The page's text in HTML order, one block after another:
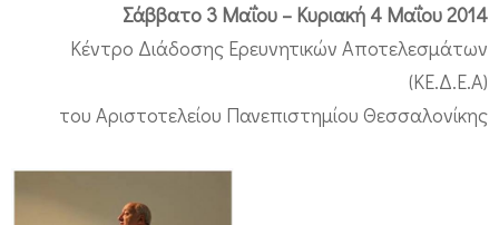
Σάββατο 3 Μαΐου – Κυριακή 4 Μαΐου 2014
Κέντρο Διάδοσης Ερευνητικών Αποτελεσμάτων
(ΚΕ.Δ.Ε.Α)
του Αριστοτελείου Πανεπιστημίου Θεσσαλονίκης